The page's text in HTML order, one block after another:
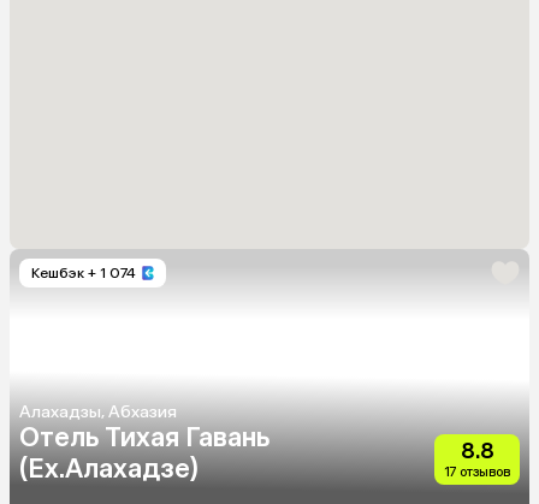
Кешбэк + 1 074
Алахадзы, Абхазия
Отель Тихая Гавань
(Ex.Алахадзе)
8.8
17 отзывов